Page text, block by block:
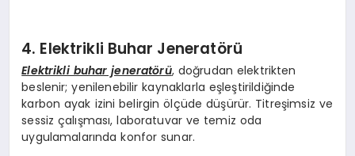
4. Elektrikli Buhar Jeneratörü
Elektrikli buhar jeneratörü, doğrudan elektrikten
beslenir; yenilenebilir kaynaklarla eşleştirildiğinde
karbon ayak izini belirgin ölçüde düşürür. Titreşimsiz ve
sessiz çalışması, laboratuvar ve temiz oda
uygulamalarında konfor sunar.